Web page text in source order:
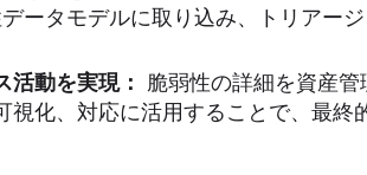
ータモデルに取り込み、トリアー
動を実現： 脆弱性の詳細を資産
化、対応に活用することで、最終